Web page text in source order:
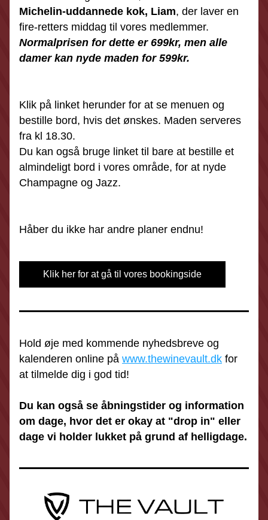
Michelin-uddannede kok, Liam, der laver en
Normalprisen for dette er 699kr, men alle
damer kan nyde maden for 599kr.
Klik på linket herunder for at se menuen og
bestille bord, hvis det ønskes. Maden serveres
fra kl 18.30.
almindeligt bord i vores område, for at nyde
Champagne og Jazz.
Håber du ikke har andre planer endnu!
Klik her for at gå til vores bookingside
Hold øje med kommende nyhedsbreve og
kalenderen online på www.thewinevault.dk for
at tilmelde dig i god tid!
Du kan også se åbningstider og information
om dage, hvor det er okay at "drop in" eller
dage vi holder lukket på grund af helligdage.